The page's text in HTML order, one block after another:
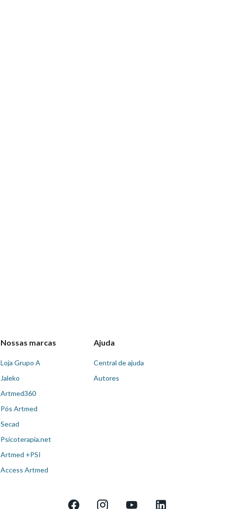
Nossas marcas
Loja Grupo A
Jaleko
Artmed360
Pós Artmed
Secad
Psicoterapia.net
Artmed +PSI
Access Artmed
Ajuda
Central de ajuda
Autores